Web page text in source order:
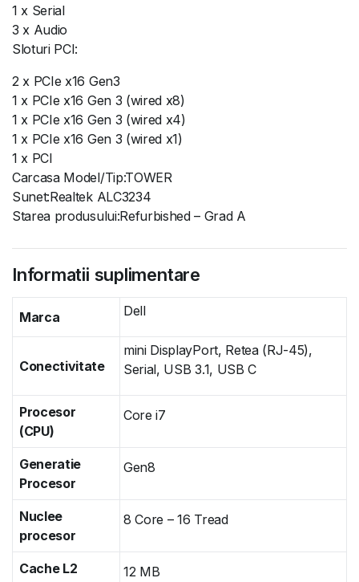
1 x Serial
3 x Audio
Sloturi PCI:
2 x PCIe x16 Gen3
1 x PCIe x16 Gen 3 (wired x8)
1 x PCIe x16 Gen 3 (wired x4)
1 x PCIe x16 Gen 3 (wired x1)
1 x PCI
Carcasa Model/Tip:TOWER
Sunet:Realtek ALC3234
Starea produsului:Refurbished – Grad A
Informatii suplimentare
Marca Dell
Conectivitate
mini DisplayPort, Retea (RJ-45),
Serial, USB 3.1, USB C
Procesor
(CPU)
Core i7
Generatie
Procesor
Gen8
Nuclee
procesor
8 Core – 16 Tread
Cache L2
12 MB